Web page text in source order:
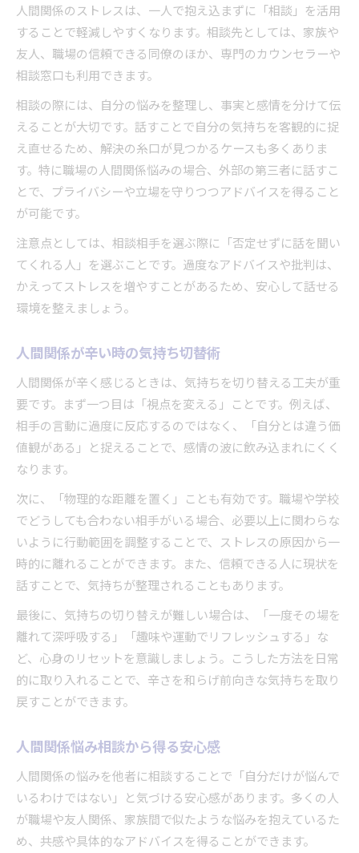
人間関係のストレスは、一人で抱え込まずに「相談」を活用
することで軽減しやすくなります。相談先としては、家族や
友人、職場の信頼できる同僚のほか、専門のカウンセラーや
相談窓口も利用できます。
相談の際には、自分の悩みを整理し、事実と感情を分けて伝
えることが大切です。話すことで自分の気持ちを客観的に捉
え直せるため、解決の糸口が見つかるケースも多くありま
す。特に職場の人間関係悩みの場合、外部の第三者に話すこ
とで、プライバシーや立場を守りつつアドバイスを得ること
が可能です。
注意点としては、相談相手を選ぶ際に「否定せずに話を聞い
てくれる人」を選ぶことです。過度なアドバイスや批判は、
かえってストレスを増やすことがあるため、安心して話せる
環境を整えましょう。
人間関係が辛い時の気持ち切替術
人間関係が辛く感じるときは、気持ちを切り替える工夫が重
要です。まず一つ目は「視点を変える」ことです。例えば、
相手の言動に過度に反応するのではなく、「自分とは違う価
値観がある」と捉えることで、感情の波に飲み込まれにくく
なります。
次に、「物理的な距離を置く」ことも有効です。職場や学校
でどうしても合わない相手がいる場合、必要以上に関わらな
いように行動範囲を調整することで、ストレスの原因から一
時的に離れることができます。また、信頼できる人に現状を
話すことで、気持ちが整理されることもあります。
最後に、気持ちの切り替えが難しい場合は、「一度その場を
離れて深呼吸する」「趣味や運動でリフレッシュする」な
ど、心身のリセットを意識しましょう。こうした方法を日常
的に取り入れることで、辛さを和らげ前向きな気持ちを取り
戻すことができます。
人間関係悩み相談から得る安心感
人間関係の悩みを他者に相談することで「自分だけが悩んで
いるわけではない」と気づける安心感があります。多くの人
が職場や友人関係、家族間で似たような悩みを抱えているた
め、共感や具体的なアドバイスを得ることができます。